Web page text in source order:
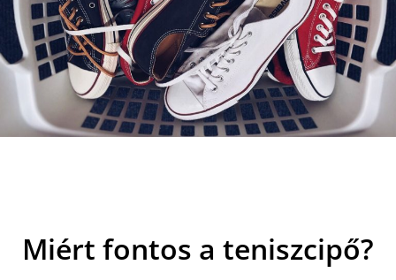
Miért fontos a teniszcipő?